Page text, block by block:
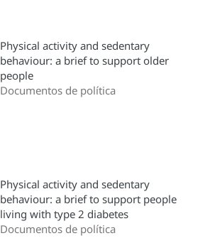
Physical activity and sedentary
behaviour: a brief to support older
people
Documentos de política
Physical activity and sedentary
behaviour: a brief to support people
living with type 2 diabetes
Documentos de política